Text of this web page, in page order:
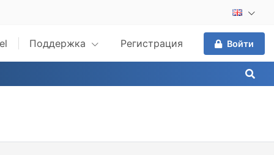
Поддержка Регистрация Войти